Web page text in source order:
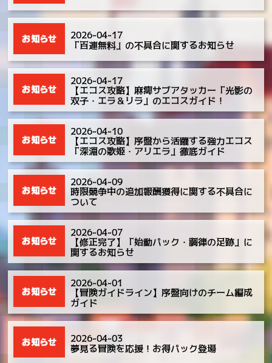
2026-04-17
「百連無料」の不具合に関するお知らせ
2026-04-17
【エコス攻略】麻痺サブアタッカー「光影の
双子・エラ＆リラ」のエコスガイド！
2026-04-10
【エコス攻略】序盤から活躍する強力エコス
「深淵の歌姫・アリエラ」徹底ガイド
2026-04-09
時限競争中の追加報酬獲得に関する不具合に
ついて
2026-04-07
【修正完了】「始動パック・調律の足跡」に
関するお知らせ
2026-04-01
【冒険ガイドライン】序盤向けのチーム編成
ガイド
2026-04-03
夢見る冒険を応援！お得パック登場